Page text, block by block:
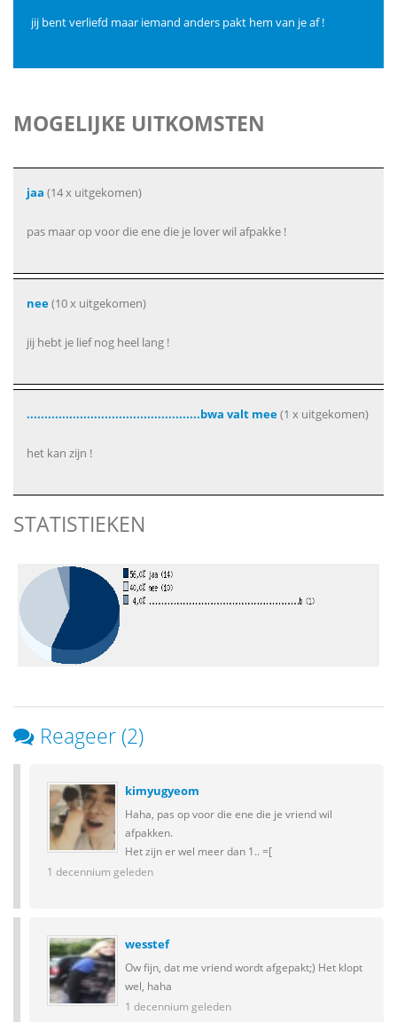
jij bent verliefd maar iemand anders pakt hem van je af !
MOGELIJKE UITKOMSTEN
jaa (14 x uitgekomen)
pas maar op voor die ene die je lover wil afpakke !
nee(10 x uitgekomen)
jij hebt je lief nog heel lang !
.................................................bwa valt mee(1 x uitgekomen)
het kan zijn !
STATISTIEKEN
Reageer (2)
kimyugyeom
Haha, pas op voor die ene die je vriend wil
afpakken.
Het zijn er wel meer dan 1.. =[
1 decennium geleden
wesstef
Ow fijn, dat me vriend wordt afgepakt;) Het klopt
wel, haha
1 decennium geleden